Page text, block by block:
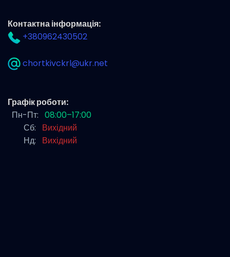
Контактна інформація:
+380962430502
chortkivckrl@ukr.net
Графік роботи:
Пн-Пт: 08:00–17:00
Сб:
Вихідний
Нд:
Вихідний